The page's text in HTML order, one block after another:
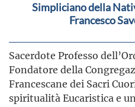
Simpliciano della
Francesco
Sacerdote Professo
Fondatore della
Francescane dei Sacri
spiritualità Eucaristica e